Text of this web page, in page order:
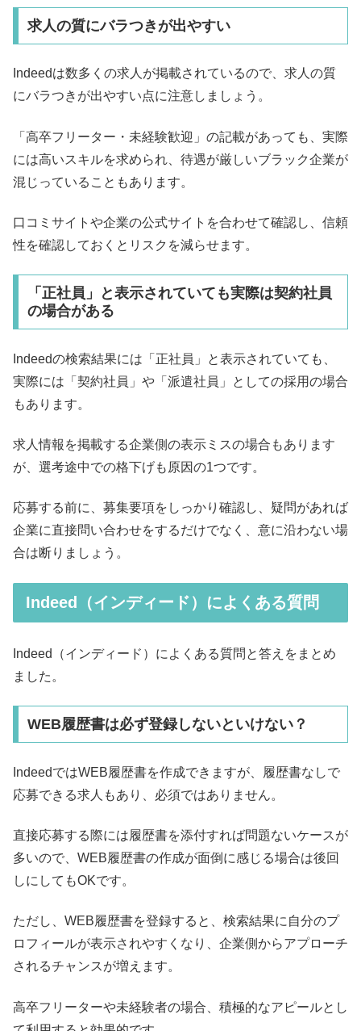
求人の質にバラつきが出やすい
Indeedは数多くの求人が掲載されているので、求人の質
にバラつきが出やすい点に注意しましょう。
「高卒フリーター・未経験歓迎」の記載があっても、実際
には高いスキルを求められ、待遇が厳しいブラック企業が
混じっていることもあります。
口コミサイトや企業の公式サイトを合わせて確認し、信頼
性を確認しておくとリスクを減らせます。
「正社員」と表示されていても実際は契約社員
の場合がある
Indeedの検索結果には「正社員」と表示されていても、
実際には「契約社員」や「派遣社員」としての採用の場合
もあります。
求人情報を掲載する企業側の表示ミスの場合もあります
が、選考途中での格下げも原因の1つです。
応募する前に、募集要項をしっかり確認し、疑問があれば
企業に直接問い合わせをするだけでなく、意に沿わない場
合は断りましょう。
Indeed（インディード）によくある質問
Indeed（インディード）によくある質問と答えをまとめ
ました。
WEB履歴書は必ず登録しないといけない？
IndeedではWEB履歴書を作成できますが、履歴書なしで
応募できる求人もあり、必須ではありません。
直接応募する際には履歴書を添付すれば問題ないケースが
多いので、WEB履歴書の作成が面倒に感じる場合は後回
しにしてもOKです。
ただし、WEB履歴書を登録すると、検索結果に自分のプ
ロフィールが表示されやすくなり、企業側からアプローチ
されるチャンスが増えます。
高卒フリーターや未経験者の場合、積極的なアピールとし